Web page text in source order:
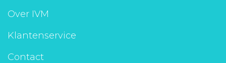
Over IVM
Klantenservice
Contact